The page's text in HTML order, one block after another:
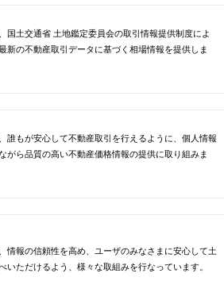
国土交通省 土地鑑定委員会の取引情報提供制度によ
新の不動産取引データに基づく相場情報を提供しま
誰もが安心して不動産取引を行えるように、個人情報
がら品質の高い不動産価格情報の提供に取り組みま
情報の信頼性を高め、ユーザのみなさまに安心して土
いただけるよう、様々な取組みを行なっています。